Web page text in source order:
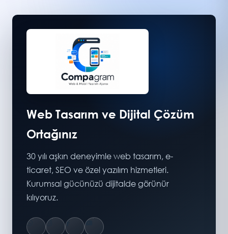
Web Tasarım ve Dijital Çözüm
Ortağınız
30 yılı aşkın deneyimle web tasarım, e-
ticaret, SEO ve özel yazılım hizmetleri.
Kurumsal gücünüzü dijitalde görünür
kılıyoruz.